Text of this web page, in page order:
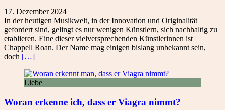
17. Dezember 2024
In der heutigen Musikwelt, in der Innovation und Originalität
gefordert sind, gelingt es nur wenigen Künstlern, sich nachhaltig zu
etablieren. Eine dieser vielversprechenden Künstlerinnen ist
Chappell Roan. Der Name mag einigen bislang unbekannt sein,
doch […]
Liebe
Woran erkenne ich, dass er Viagra nimmt?